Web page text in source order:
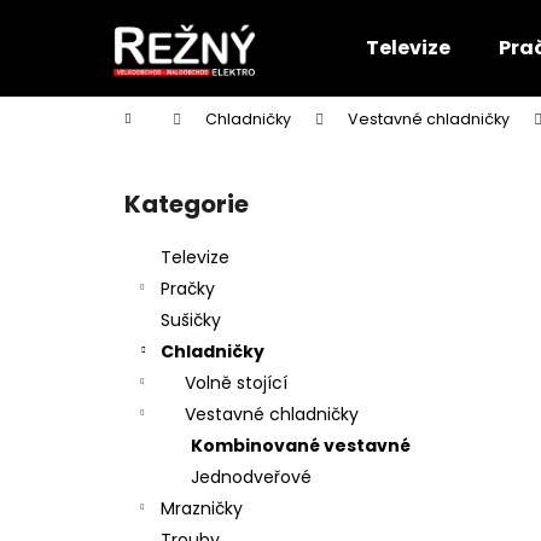
Televize
Domů Chladničky Vestavné chladničky
Přeskočit
kategorie
Kategorie
Televize
Pračky
Sušičky
Chladničky
Volně stojící
Vestavné chladničky
Kombinované vestavné
Jednodveřové
Mrazničky
í
Zpět
do
Zpět
do